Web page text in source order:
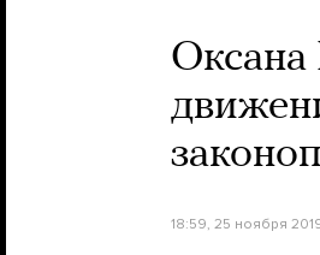
18:59, 25 ноября